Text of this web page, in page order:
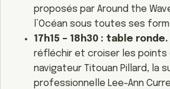
proposés par Around the
l’Océan sous toutes ses
17h15 – 18h30 : table ronde.
réfléchir et croiser les points
navigateur Titouan Pillard, la
professionnelle Lee-Ann